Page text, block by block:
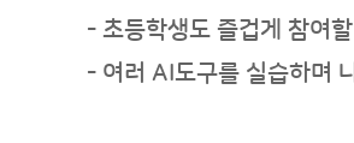
- 초등학생도 즐겁게 참여
- 여러 AI도구를 실습하며